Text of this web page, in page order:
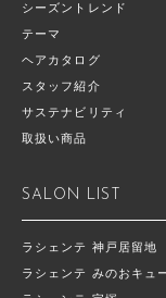
シーズントレンド
テーマ
ヘアカタログ
スタッフ紹介
サステナビリティ
取扱い商品
SALON LIST
ラシェンテ 神戸居留地
ラシェンテ みのおキュ